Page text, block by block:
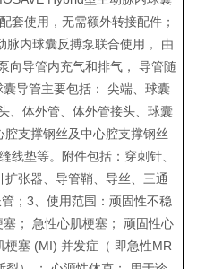
套使用，无需额外转接配件；
脉内球囊反搏泵联合使用， 由
向导管内充气和排气， 导管随
导管主要包括： 尖端、球囊
、体外管、体外管接头、球囊
腔支撑钢丝及中心腔支撑钢丝
线垫等。附件包括：穿刺针、
扩张器、导管鞘、导丝、三通
；3、使用范围：顽固性不稳
； 急性心肌梗塞； 顽固性心
梗塞 (MI) 并发症（ 即急性MR